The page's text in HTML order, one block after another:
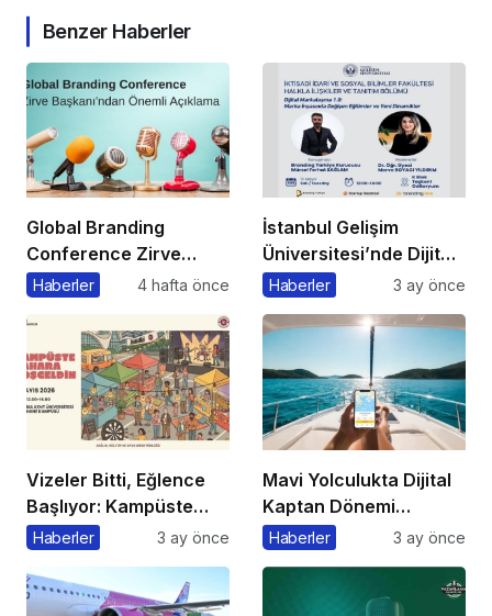
Benzer Haberler
Global Branding
Conference Zirve
Başkanı’ndan Önemli
Haberler 4 hafta önce
İstanbul Gelişim
Üniversitesi’nde Dijital
Markalaşma 1.0
Haberler 3 ay önce
Vizeler Bitti, Eğlence
Başlıyor: Kampüste
Bahar Festivali
Haberler 3 ay önce
Mavi Yolculukta Dijital
Kaptan Dönemi
Başlıyor
Haberler 3 ay önce